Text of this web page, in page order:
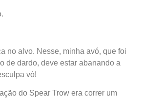
no alvo. Nesse, minha avó, que foi
de dardo, deve estar abanando a
vó!
do Spear Trow era correr um